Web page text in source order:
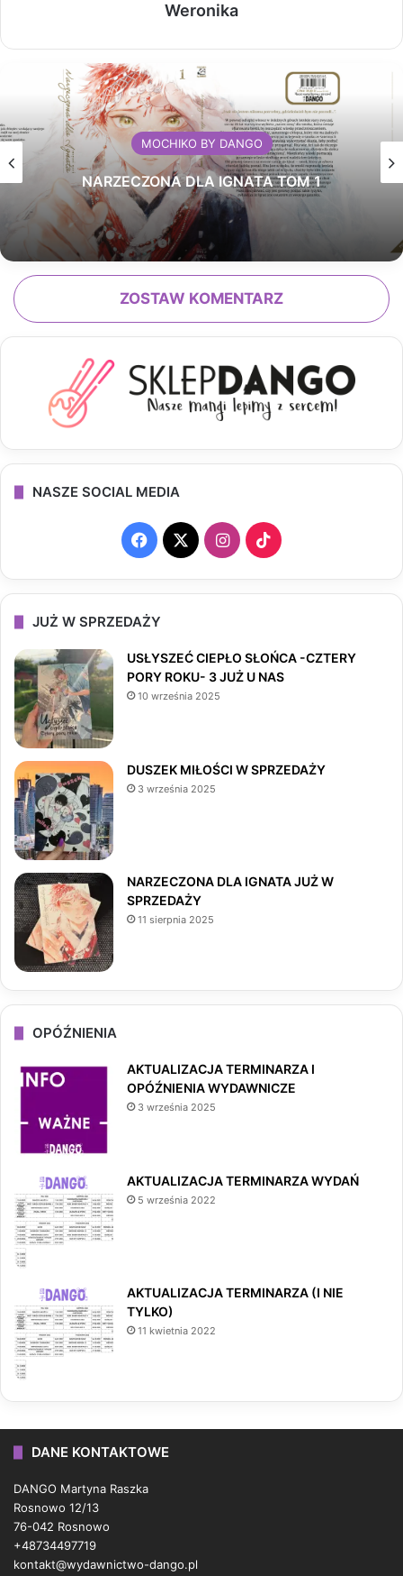
Weronika
MOCHIKO BY DANGO
NARZECZONA DLA IGNATA TOM 1
ZOSTAW KOMENTARZ
NASZE SOCIAL MEDIA
F
a
b
k
X
I
n
a
T
i
T
o
JUŻ W SPRZEDAŻY
USŁYSZEĆ CIEPŁO SŁOŃCA -CZTERY
PORY ROKU- 3 JUŻ U NAS
10 września 2025
DUSZEK MIŁOŚCI W SPRZEDAŻY
3 września 2025
NARZECZONA DLA IGNATA JUŻ W
SPRZEDAŻY
11 sierpnia 2025
OPÓŹNIENIA
AKTUALIZACJA TERMINARZA I
OPÓŹNIENIA WYDAWNICZE
3 września 2025
AKTUALIZACJA TERMINARZA WYDAŃ
5 września 2022
AKTUALIZACJA TERMINARZA (I NIE
TYLKO)
11 kwietnia 2022
DANE KONTAKTOWE
DANGO Martyna Raszka
Rosnowo 12/13
76-042 Rosnowo
+48734497719
kontakt@wydawnictwo-dango.pl